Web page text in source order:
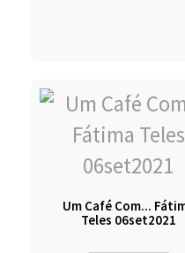
Um Café Com...
Teles 06set2021